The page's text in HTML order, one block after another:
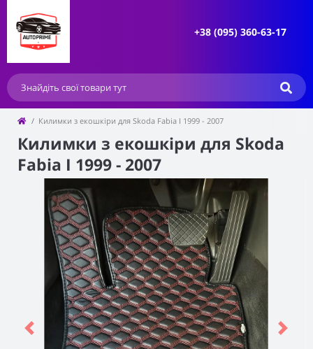
+38 (095) 360-63-17
Килимки з екошкіри для Skoda Fabia I 1999 - 2007
Килимки з екошкіри для Skoda
Fabia I 1999 - 2007
Previous Next